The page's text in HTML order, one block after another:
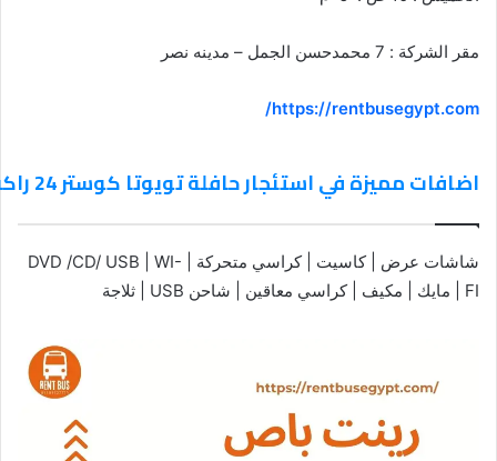
مقر الشركة : 7 محمدحسن الجمل – مدينه نصر
https://rentbusegypt.com/
اضافات مميزة في استئجار حافلة تويوتا كوستر 24 راكب
شاشات عرض | كاسيت | كراسي متحركة | DVD /CD/ USB | WI-
FI | مايك | مكيف | كراسي معاقين | شاحن USB | ثلاجة